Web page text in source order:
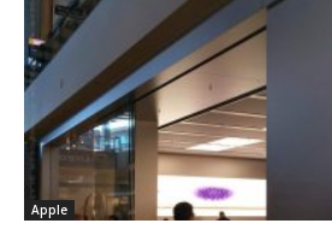
Apple